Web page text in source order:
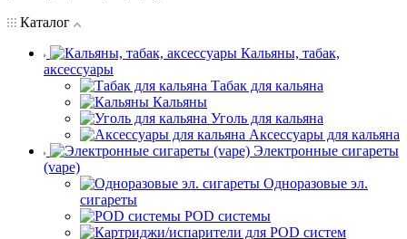
Каталог
Кальяны, табак,
аксессуары
Табак для кальяна
Кальяны
Уголь для кальяна
Аксессуары для кальяна
Электронные сигареты
(vape)
Одноразовые эл.
сигареты
POD системы